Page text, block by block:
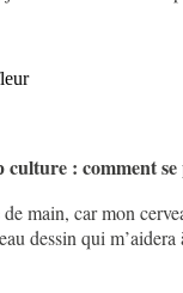
: comment
main, car mon
dessin qui